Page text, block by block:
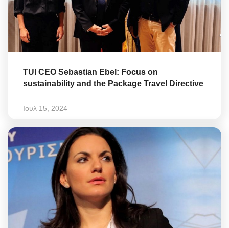
TUI CEO Sebastian Ebel: Focus on
sustainability and the Package Travel Directive
Ιουλ 15, 2024